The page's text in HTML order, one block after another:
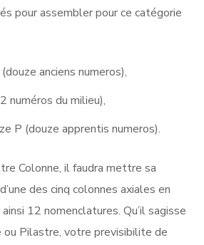
pour assembler pour ce catégorie
anciens numeros),
numéros du milieu),
P (douze apprentis numeros).
Colonne, il faudra mettre sa
des cinq colonnes axiales en
12 nomenclatures. Qu’il sagisse
ou Pilastre, votre previsibilite de